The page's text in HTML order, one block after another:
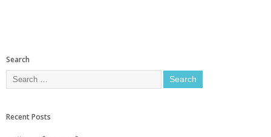
Search
Recent Posts